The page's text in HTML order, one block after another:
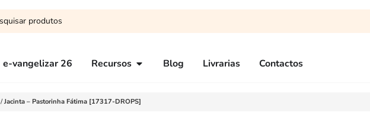
e-vangelizar 26 Recursos Blog Livrarias Contactos
/Jacinta – Pastorinha Fátima [17317-DROPS]